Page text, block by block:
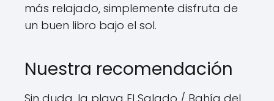
más relajado, simplemente disfruta de
un buen libro bajo el sol.
Nuestra recomendación